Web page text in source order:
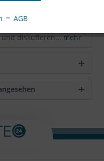
diskutieren... mehr
AGB